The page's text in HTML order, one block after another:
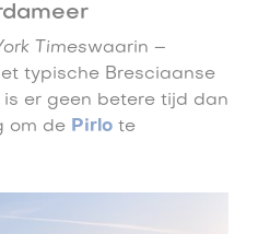
Timeswaarin –
typische Bresciaanse
er geen betere tijd dan
om de Pirlo te